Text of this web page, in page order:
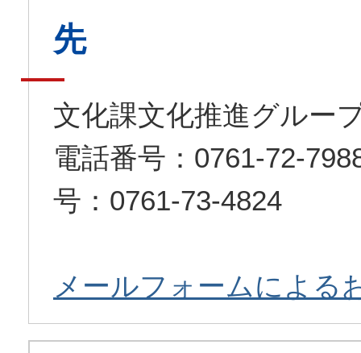
先
文化課文化推進グルー
電話番号：0761-72-
号：0761-73-4824
メールフォームによる